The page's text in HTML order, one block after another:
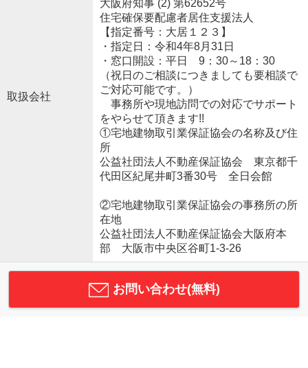
取扱会社
大阪府知事 (2) 第62652号
住宅確保要配慮者居住支援法人
【指定番号：大居１２３】
・指定日：令和4年8月31日
・窓口開設：平日 9：30～18：30
（祝日のご相談につきましても要相談で
ご対応可能です。）
事務所や現地訪問での対応でサポート
をやらせて頂きます!!
①宅地建物取引業保証協会の名称及び住
所
公益社団法人不動産保証協会 東京都千
代田区紀尾井町3番30号 全日会館
②宅地建物取引業保証協会の事務所の所
在地
公益社団法人不動産保証協会大阪府本
部 大阪市中央区谷町1-3-26
お問い合わせ(無料)